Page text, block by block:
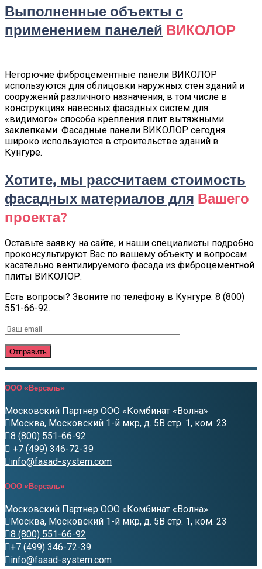
Выполненные объекты с
применением панелей ВИКОЛОР
Негорючие фиброцементные панели ВИКОЛОР
используются для облицовки наружных стен зданий и
сооружений различного назначения, в том числе в
конструкциях навесных фасадных систем для
«видимого» способа крепления плит вытяжными
заклепками. Фасадные панели ВИКОЛОР сегодня
широко используются в строительстве зданий в
Кунгуре.
Хотите, мы рассчитаем стоимость
фасадных материалов для Вашего
проекта?
Оставьте заявку на сайте, и наши специалисты подробно
проконсультируют Вас по вашему объекту и вопросам
касательно вентилируемого фасада из фиброцементной
плиты ВИКОЛОР.
Есть вопросы? Звоните по телефону в Кунгуре: 8 (800)
551-66-92.
ООО «Версаль»
Московский Партнер ООО «Комбинат «Волна»
Москва, Московский 1-й мкр, д. 5В стр. 1, ком. 23
8 (800) 551-66-92
+7 (499) 346-72-39
info@fasad-system.com
ООО «Версаль»
Московский Партнер ООО «Комбинат «Волна»
Москва, Московский 1-й мкр, д. 5В стр. 1, ком. 23
8 (800) 551-66-92
+7 (499) 346-72-39
info@fasad-system.com